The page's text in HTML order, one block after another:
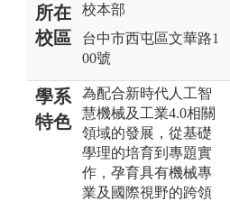
所在
校區
校本部
台中市西屯區文華路1
00號
學系
特色
為配合新時代人工智
慧機械及工業4.0相關
領域的發展，從基礎
學理的培育到專題實
作，孕育具有機械專
業及國際視野的跨領